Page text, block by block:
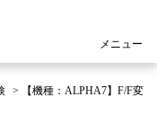
メニュー
>
【機種：ALPHA7】F/F変